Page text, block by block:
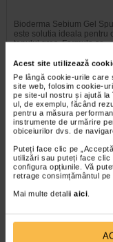
Acest site utilizează
Pe lângă cookie-urile
site web, folosim cookie-
pe site-ul nostru și ajută
ul, de exemplu, făcând
pentru a măsura
instrumente de urmărire
obiceiurilor dvs. de
Puteți face clic pe
utilizări sau puteți face clic
configura opțiunile. Vă
retrage consimțământul
Mai multe detalii aici.
Bioderma Sebium Gel
este solutia ideala pentru
tenului gras. Formula sa…
-40% Preț întreg:
Preț
Gerovital H3
acid hialuronic X 10